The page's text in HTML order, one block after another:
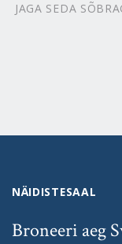
JAGA SEDA
NÄIDISTESAAL
Broneeri aeg